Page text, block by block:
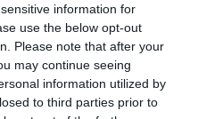
information for
use the below opt-out
Please note that after your
may continue seeing
information utilized by
to third parties prior to
στον δεύτερο
Tennis Contender του